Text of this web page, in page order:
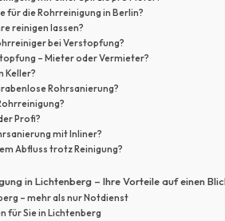
für die Rohrreinigung in Berlin?
reinigen lassen?
bei Verstopfung?
– Mieter oder Vermieter?
Keller?
Rohrsanierung?
Profi?
mit Inliner?
Abfluss trotz Reinigung?
in Lichtenberg – Ihre Vorteile auf einen
– mehr als nur Notdienst
für Sie in Lichtenberg